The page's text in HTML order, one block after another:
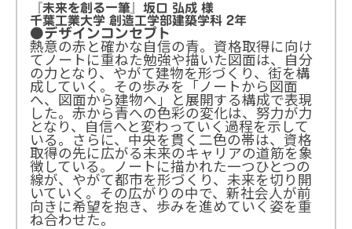
『未来を創る一筆』坂口 弘成 様
千葉工業大学 創造工学部建築学科 2年
●デザインコンセプト
熱意の赤と確かな自信の青。資格取得に向け
てノートに重ねた勉強や描いた図面は、自分
の力となり、やがて建物を形づくり、街を構
成していく。その歩みを「ノートから図面
へ、図面から建物へ」と展開する構成で表現
した。赤から青への色彩の変化は、努力が力
となり、自信へと変わっていく過程を示して
いる。さらに、中央を貫く二色の帯は、資格
取得の先に広がる未来のキャリアの道筋を象
徴している。ノートに描かれた一つひとつの
線が、やがて都市を形づくり、未来を切り開
いていく。その広がりの中で、新社会人が前
向きに希望を抱き、歩みを進めていく姿を重
ね合わせた。